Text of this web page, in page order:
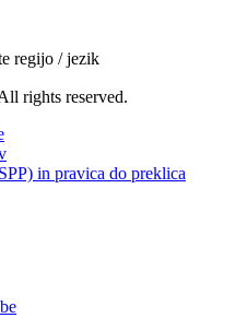
regijo / jezik
rights reserved.
in pravica do preklica